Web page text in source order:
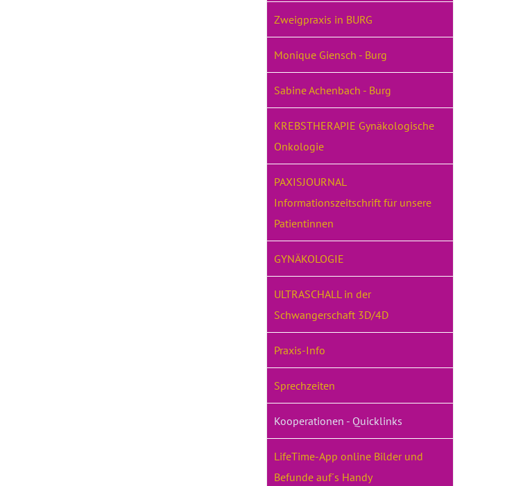
Zweigpraxis in BURG
Monique Giensch - Burg
Sabine Achenbach - Burg
KREBSTHERAPIE Gynäkologische
Onkologie
PAXISJOURNAL
Informationszeitschrift für unsere
Patientinnen
GYNÄKOLOGIE
ULTRASCHALL in der
Schwangerschaft 3D/4D
Praxis-Info
Sprechzeiten
Kooperationen - Quicklinks
LifeTime-App online Bilder und
Befunde auf´s Handy